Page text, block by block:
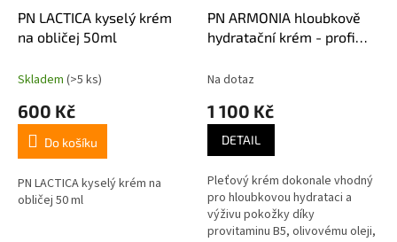
PN LACTICA kyselý krém
na obličej 50ml
Skladem (>5 ks)
600 Kč
Do košíku
PN LACTICA kyselý krém na
obličej 50 ml
PN ARMONIA hloubkově
hydratační krém - profi
Na dotaz
1 100 Kč
DETAIL
Pleťový krém dokonale vhodný
pro hloubkovou hydrataci a
výživu pokožky díky
provitaminu B5, olivovému oleji,